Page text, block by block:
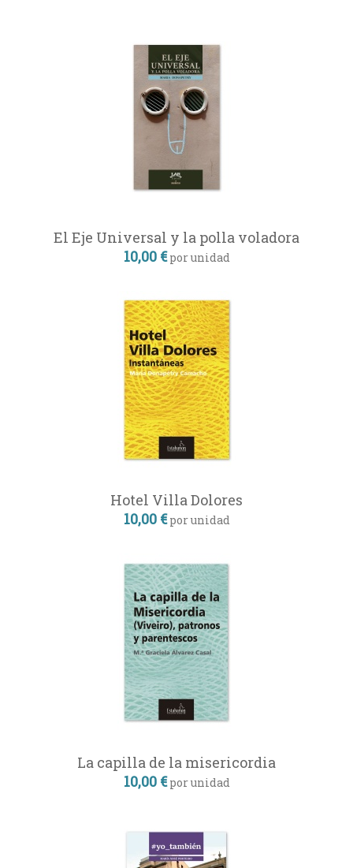
El Eje Universal y la polla voladora
10,00 € por unidad
Hotel Villa Dolores
10,00 € por unidad
La capilla de la misericordia
10,00 € por unidad